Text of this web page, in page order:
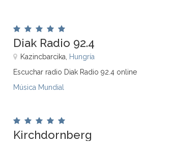
Diak Radio 92.4
Kazincbarcika,
Hungría
Escuchar radio Diak Radio 92.4 online
Música Mundial
Kirchdornberg